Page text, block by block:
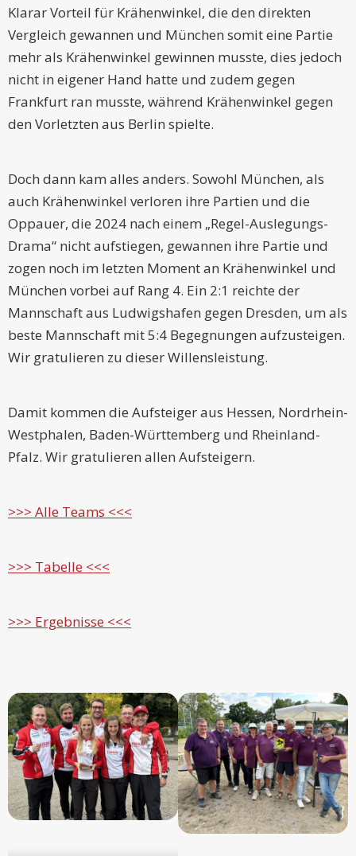
Klarar Vorteil für Krähenwinkel, die den direkten
Vergleich gewannen und München somit eine Partie
mehr als Krähenwinkel gewinnen musste, dies jedoch
nicht in eigener Hand hatte und zudem gegen
Frankfurt ran musste, während Krähenwinkel gegen
den Vorletzten aus Berlin spielte.
Doch dann kam alles anders. Sowohl München, als
auch Krähenwinkel verloren ihre Partien und die
Oppauer, die 2024 nach einem „Regel-Auslegungs-
Drama“ nicht aufstiegen, gewannen ihre Partie und
zogen noch im letzten Moment an Krähenwinkel und
München vorbei auf Rang 4. Ein 2:1 reichte der
Mannschaft aus Ludwigshafen gegen Dresden, um als
beste Mannschaft mit 5:4 Begegnungen aufzusteigen.
Wir gratulieren zu dieser Willensleistung.
Damit kommen die Aufsteiger aus Hessen, Nordrhein-
Westphalen, Baden-Württemberg und Rheinland-
Pfalz. Wir gratulieren allen Aufsteigern.
>>> Alle Teams <<<
>>> Tabelle <<<
>>> Ergebnisse <<<